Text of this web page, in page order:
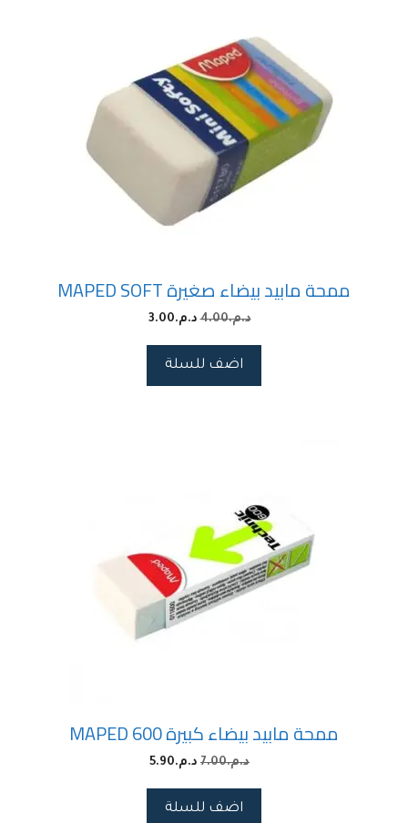
ممحة مابيد بيضاء صغيرة MAPED SOFT
د.م.4.00 د.م.3.00
اضف للسلة
ممحة مابيد بيضاء كبيرة MAPED 600
د.م.7.00 د.م.5.90
اضف للسلة